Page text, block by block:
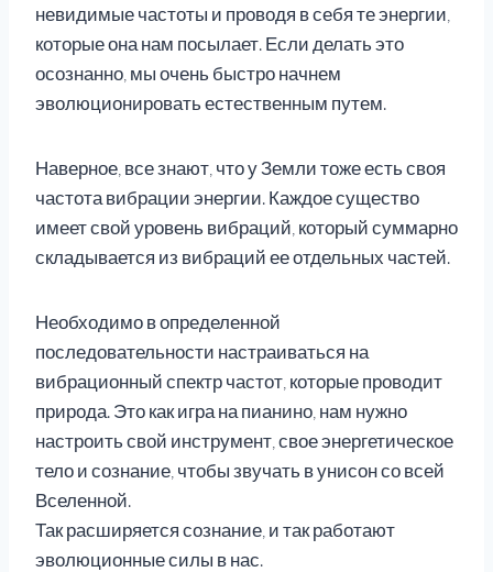
невидимые частоты и проводя в себя те энергии,
которые она нам посылает. Если делать это
осознанно, мы очень быстро начнем
эволюционировать естественным путем.
Наверное, все знают, что у Земли тоже есть своя
частота вибрации энергии. Каждое существо
имеет свой уровень вибраций, который суммарно
складывается из вибраций ее отдельных частей.
Необходимо в определенной
последовательности настраиваться на
вибрационный спектр частот, которые проводит
природа. Это как игра на пианино, нам нужно
настроить свой инструмент, свое энергетическое
тело и сознание, чтобы звучать в унисон со всей
Вселенной.
Так расширяется сознание, и так работают
эволюционные силы в нас.